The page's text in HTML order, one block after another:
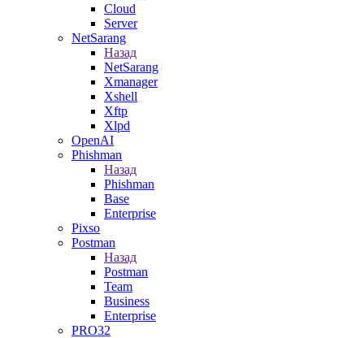
Cloud
Server
NetSarang
Назад
NetSarang
Xmanager
Xshell
Xftp
Xlpd
OpenAI
Phishman
Назад
Phishman
Base
Enterprise
Pixso
Postman
Назад
Postman
Team
Business
Enterprise
PRO32